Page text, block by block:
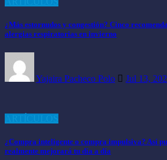
¿Más estornudos y congestión? Cinco
alergias respiratorias en invierno
Yajaira Pacheco Polo Jul 13,
¿Compra inteligente o compra impulsiva? Así
realmente mejorará tu día a día